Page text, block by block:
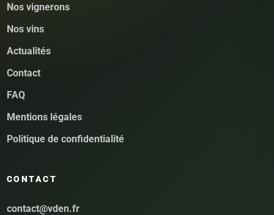
Nos vignerons
Nos vins
Actualités
Contact
FAQ
Mentions légales
Politique de confidentialité
CONTACT
contact@vden.fr